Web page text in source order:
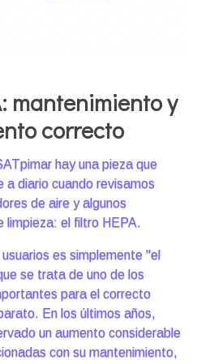
mantenimiento y
correcto
hay una pieza que
diario cuando revisamos
de aire y algunos
limpieza: el filtro HEPA.
es simplemente "el
se trata de uno de los
para el correcto
En los últimos años,
un aumento considerable
con su mantenimiento,